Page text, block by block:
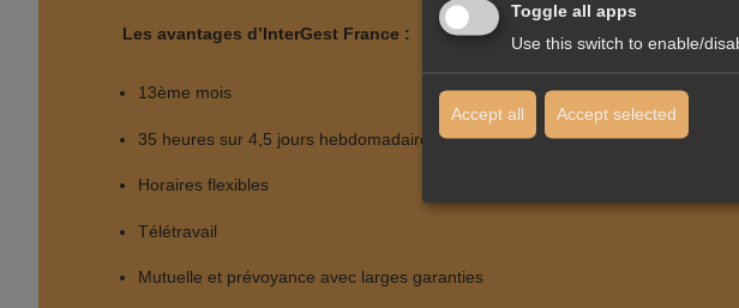
Les avantages d’InterGest France :
13ème mois
35 heures sur 4,5 jours hebdomadaires
Horaires flexibles
Télétravail
Mutuelle et prévoyance avec larges garanties
Toggle all apps
Use this switch to enable/
Accept all Accept selected